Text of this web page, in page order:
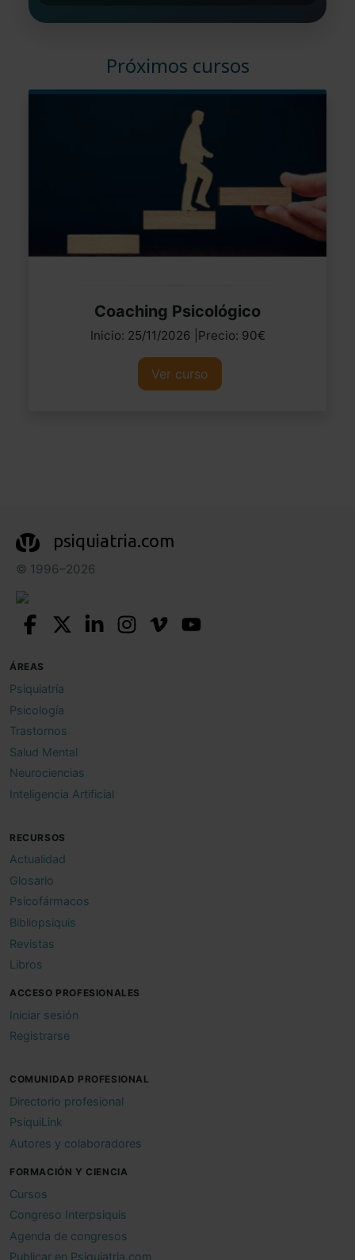
Próximos cursos
Coaching Psicológico
Inicio: 25/11/2026 |Precio: 90€
Ver curso
psiquiatria.com
© 1996–2026
ÁREAS
Psiquiatría
Psicología
Trastornos
Salud Mental
Neurociencias
Inteligencia Artificial
RECURSOS
Actualidad
Glosario
Psicofármacos
Bibliopsiquis
Revistas
Libros
ACCESO PROFESIONALES
Iniciar sesión
Registrarse
COMUNIDAD PROFESIONAL
Directorio profesional
PsiquiLink
Autores y colaboradores
FORMACIÓN Y CIENCIA
Cursos
Congreso Interpsiquis
Agenda de congresos
Publicar en Psiquiatria.com